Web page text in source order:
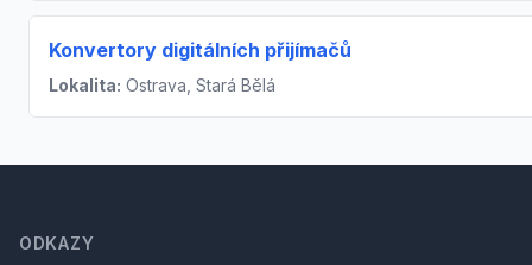
Konvertory digitálních přijímačů
Lokalita: Ostrava, Stará Bělá
ODKAZY